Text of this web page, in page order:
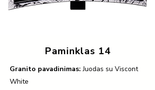
Paminklas 14
Granito pavadinimas:Juodas su Viscont
White